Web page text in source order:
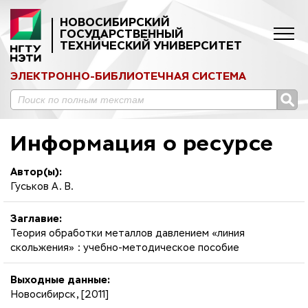
НОВОСИБИРСКИЙ
ГОСУДАРСТВЕННЫЙ
ТЕХНИЧЕСКИЙ УНИВЕРСИТЕТ
ЭЛЕКТРОННО-БИБЛИОТЕЧНАЯ СИСТЕМА
Информация о ресурсе
Автор(ы):
Гуськов А. В.
Заглавие:
Теория обработки металлов давлением «линия
скольжения» : учебно-методическое пособие
Выходные данные:
Новосибирск, [2011]